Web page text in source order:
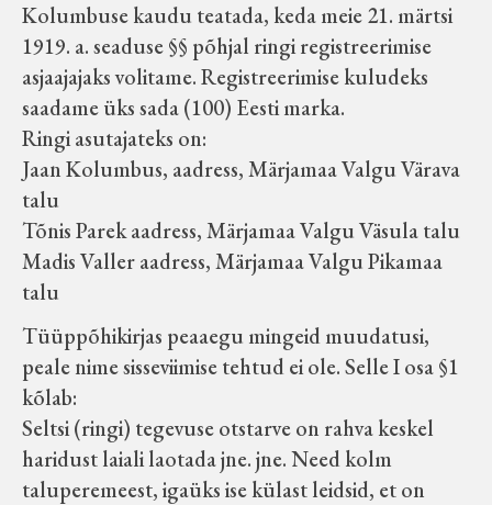
Velise kultuuri ja hariduse selts
Virtuaalnäitused
Otsi
Tagasiside
Kolumbuse kaudu teatada, keda meie 21. märtsi
1919. a. seaduse §§ põhjal ringi registreerimise
asjaajajaks volitame. Registreerimise kuludeks
saadame üks sada (100) Eesti marka.
Ringi asutajateks on:
Jaan Kolumbus, aadress, Märjamaa Valgu Värava
talu
Tõnis Parek aadress, Märjamaa Valgu Väsula talu
Madis Valler aadress, Märjamaa Valgu Pikamaa
talu
Tüüppõhikirjas peaaegu mingeid muudatusi,
peale nime sisseviimise tehtud ei ole. Selle I osa §1
kõlab:
Seltsi (ringi) tegevuse otstarve on rahva keskel
haridust laiali laotada jne. jne. Need kolm
taluperemeest, igaüks ise külast leidsid, et on